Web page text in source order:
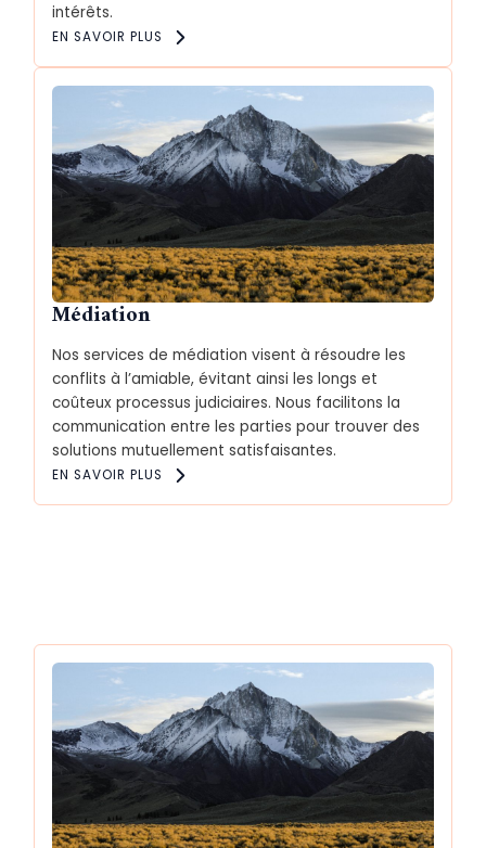
intérêts.
EN SAVOIR PLUS
Médiation
Nos services de médiation visent à résoudre les
conflits à l’amiable, évitant ainsi les longs et
coûteux processus judiciaires. Nous facilitons la
communication entre les parties pour trouver des
solutions mutuellement satisfaisantes.
EN SAVOIR PLUS